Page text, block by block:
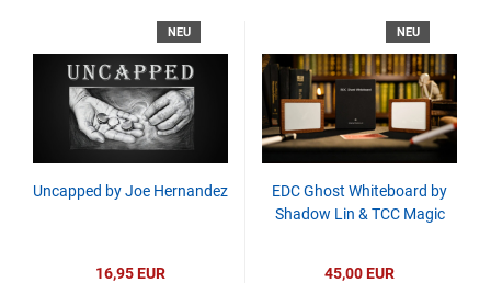
NEU
Uncapped by Joe Hernandez
16,95 EUR
NEU
EDC Ghost Whiteboard by
Shadow Lin & TCC Magic
45,00 EUR